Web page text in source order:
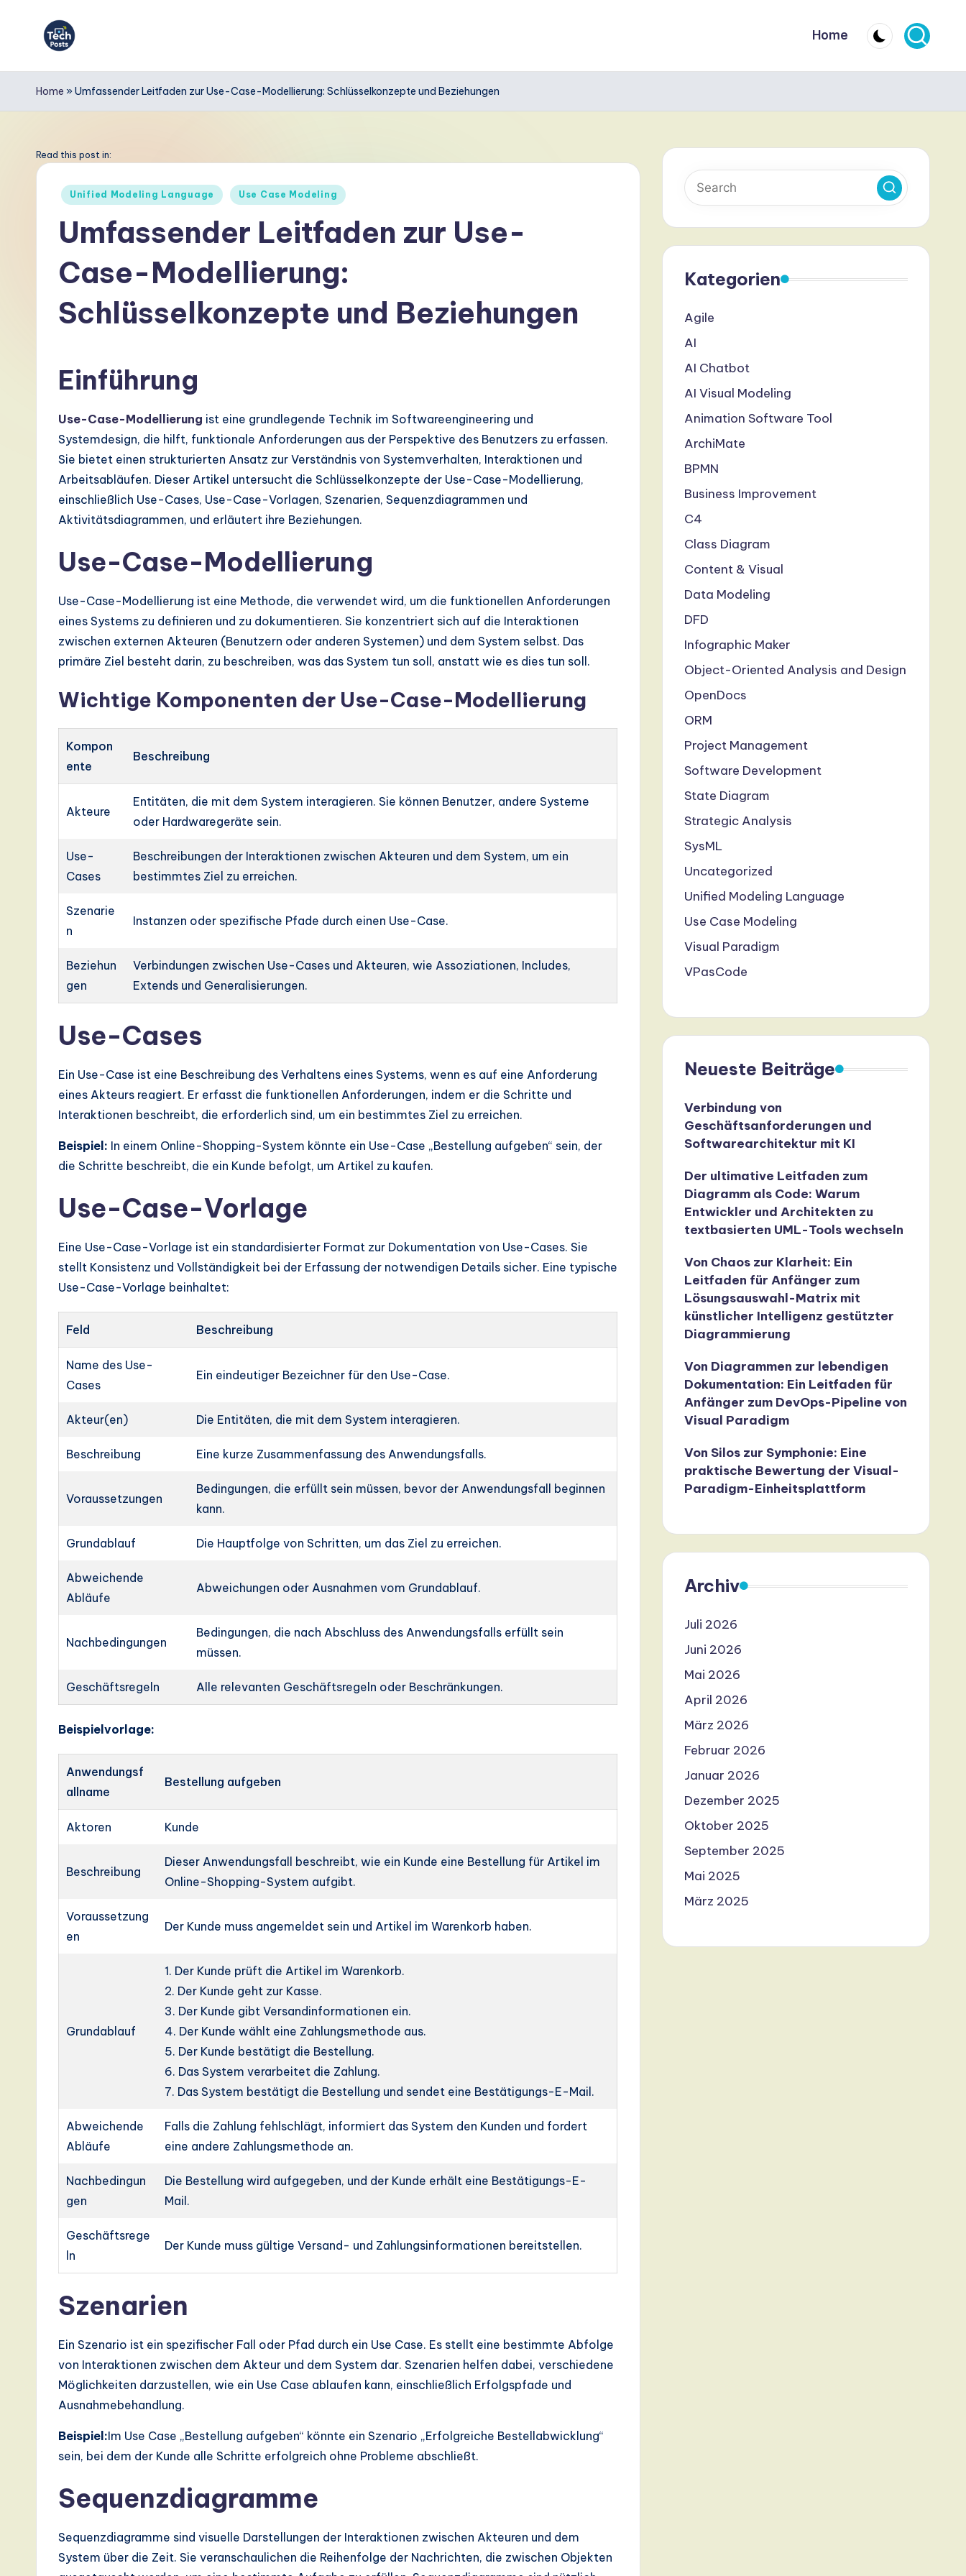
T
e
h
m
ft
w
Home
Home » Umfassender Leitfaden zur Use-Case-Modellierung: Schlüsselkonzepte und Beziehungen
Read this post in:
Posted
Unified Modeling Language Use Case Modeling
Umfassender Leitfaden zur Use-
Case-Modellierung:
Schlüsselkonzepte und Beziehungen
Einführung
Use-Case-Modellierung ist eine grundlegende Technik im Softwareengineering und
Systemdesign, die hilft, funktionale Anforderungen aus der Perspektive des Benutzers zu erfassen.
Sie bietet einen strukturierten Ansatz zur Verständnis von Systemverhalten, Interaktionen und
Arbeitsabläufen. Dieser Artikel untersucht die Schlüsselkonzepte der Use-Case-Modellierung,
einschließlich Use-Cases, Use-Case-Vorlagen, Szenarien, Sequenzdiagrammen und
Aktivitätsdiagrammen, und erläutert ihre Beziehungen.
Use-Case-Modellierung
Use-Case-Modellierung ist eine Methode, die verwendet wird, um die funktionellen Anforderungen
eines Systems zu definieren und zu dokumentieren. Sie konzentriert sich auf die Interaktionen
zwischen externen Akteuren (Benutzern oder anderen Systemen) und dem System selbst. Das
primäre Ziel besteht darin, zu beschreiben, was das System tun soll, anstatt wie es dies tun soll.
Wichtige Komponenten der Use-Case-Modellierung
Kompon
ente
Beschreibung
Akteure
Entitäten, die mit dem System interagieren. Sie können Benutzer, andere Systeme
oder Hardwaregeräte sein.
Use-
Cases
Beschreibungen der Interaktionen zwischen Akteuren und dem System, um ein
bestimmtes Ziel zu erreichen.
Szenarie
n
Instanzen oder spezifische Pfade durch einen Use-Case.
Beziehun
gen
Verbindungen zwischen Use-Cases und Akteuren, wie Assoziationen, Includes,
Extends und Generalisierungen.
Use-Cases
Ein Use-Case ist eine Beschreibung des Verhaltens eines Systems, wenn es auf eine Anforderung
eines Akteurs reagiert. Er erfasst die funktionellen Anforderungen, indem er die Schritte und
Interaktionen beschreibt, die erforderlich sind, um ein bestimmtes Ziel zu erreichen.
Beispiel: In einem Online-Shopping-System könnte ein Use-Case „Bestellung aufgeben“ sein, der
die Schritte beschreibt, die ein Kunde befolgt, um Artikel zu kaufen.
Use-Case-Vorlage
Eine Use-Case-Vorlage ist ein standardisierter Format zur Dokumentation von Use-Cases. Sie
stellt Konsistenz und Vollständigkeit bei der Erfassung der notwendigen Details sicher. Eine typische
Use-Case-Vorlage beinhaltet:
Feld Beschreibung
Name des Use-
Cases
Ein eindeutiger Bezeichner für den Use-Case.
Akteur(en) Die Entitäten, die mit dem System interagieren.
Beschreibung Eine kurze Zusammenfassung des Anwendungsfalls.
Voraussetzungen
Bedingungen, die erfüllt sein müssen, bevor der Anwendungsfall beginnen
kann.
Grundablauf Die Hauptfolge von Schritten, um das Ziel zu erreichen.
Abweichende
Abläufe
Abweichungen oder Ausnahmen vom Grundablauf.
Nachbedingungen
Bedingungen, die nach Abschluss des Anwendungsfalls erfüllt sein
müssen.
Geschäftsregeln Alle relevanten Geschäftsregeln oder Beschränkungen.
Beispielvorlage:
Anwendungsf
allname
Bestellung aufgeben
Aktoren Kunde
Beschreibung
Dieser Anwendungsfall beschreibt, wie ein Kunde eine Bestellung für Artikel im
Online-Shopping-System aufgibt.
Voraussetzung
en
Der Kunde muss angemeldet sein und Artikel im Warenkorb haben.
Grundablauf
1. Der Kunde prüft die Artikel im Warenkorb.
2. Der Kunde geht zur Kasse.
3. Der Kunde gibt Versandinformationen ein.
4. Der Kunde wählt eine Zahlungsmethode aus.
5. Der Kunde bestätigt die Bestellung.
6. Das System verarbeitet die Zahlung.
7. Das System bestätigt die Bestellung und sendet eine Bestätigungs-E-Mail.
Abweichende
Abläufe
Falls die Zahlung fehlschlägt, informiert das System den Kunden und fordert
eine andere Zahlungsmethode an.
Nachbedingun
gen
Die Bestellung wird aufgegeben, und der Kunde erhält eine Bestätigungs-E-
Mail.
Geschäftsrege
ln
Der Kunde muss gültige Versand- und Zahlungsinformationen bereitstellen.
Szenarien
Ein Szenario ist ein spezifischer Fall oder Pfad durch ein Use Case. Es stellt eine bestimmte Abfolge
von Interaktionen zwischen dem Akteur und dem System dar. Szenarien helfen dabei, verschiedene
Möglichkeiten darzustellen, wie ein Use Case ablaufen kann, einschließlich Erfolgspfade und
Ausnahmebehandlung.
Beispiel:Im Use Case „Bestellung aufgeben“ könnte ein Szenario „Erfolgreiche Bestellabwicklung“
sein, bei dem der Kunde alle Schritte erfolgreich ohne Probleme abschließt.
Sequenzdiagramme
Sequenzdiagramme sind visuelle Darstellungen der Interaktionen zwischen Akteuren und dem
System über die Zeit. Sie veranschaulichen die Reihenfolge der Nachrichten, die zwischen Objekten
Kategorien
Agile
AI
AI Chatbot
AI Visual Modeling
Animation Software Tool
ArchiMate
BPMN
Business Improvement
C4
Class Diagram
Content & Visual
Data Modeling
DFD
Infographic Maker
Object-Oriented Analysis and Design
OpenDocs
ORM
Project Management
Software Development
State Diagram
Strategic Analysis
SysML
Uncategorized
Unified Modeling Language
Use Case Modeling
Visual Paradigm
VPasCode
Neueste Beiträge
Verbindung von
Geschäftsanforderungen und
Softwarearchitektur mit KI
Der ultimative Leitfaden zum
Diagramm als Code: Warum
Entwickler und Architekten zu
textbasierten UML-Tools wechseln
Von Chaos zur Klarheit: Ein
Leitfaden für Anfänger zum
Lösungsauswahl-Matrix mit
künstlicher Intelligenz gestützter
Diagrammierung
Von Diagrammen zur lebendigen
Dokumentation: Ein Leitfaden für
Anfänger zum DevOps-Pipeline von
Visual Paradigm
Von Silos zur Symphonie: Eine
praktische Bewertung der Visual-
Paradigm-Einheitsplattform
Archiv
Juli 2026
Juni 2026
Mai 2026
April 2026
März 2026
Februar 2026
Januar 2026
Dezember 2025
Oktober 2025
September 2025
Mai 2025
März 2025